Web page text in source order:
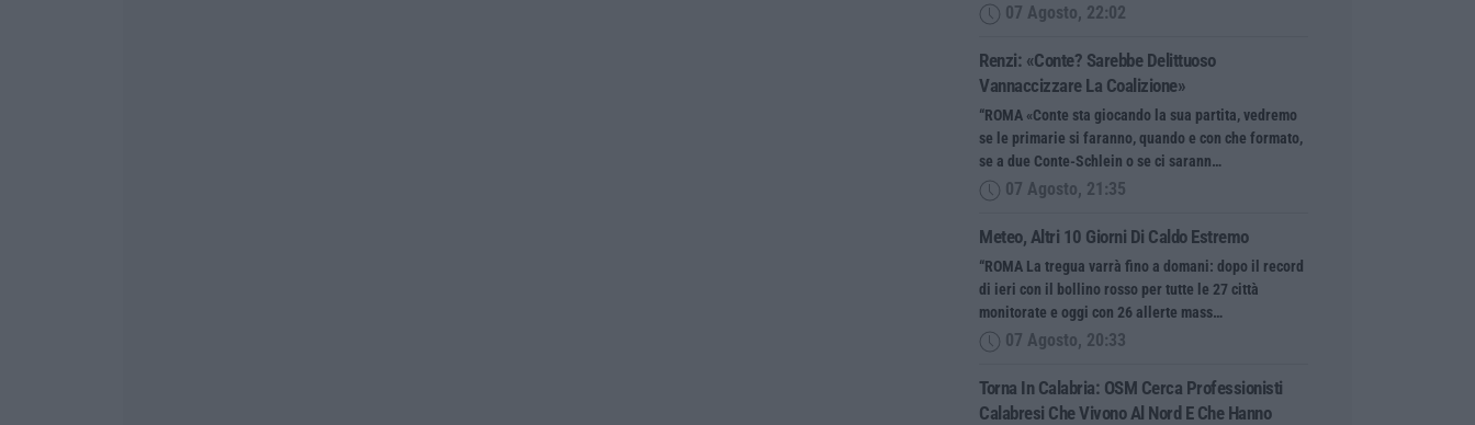
07 Agosto, 22:02
Renzi: «Conte? Sarebbe Delittuoso
Vannaccizzare La Coalizione»
“ROMA «Conte sta giocando la sua partita, vedremo
se le primarie si faranno, quando e con che formato,
se a due Conte-Schlein o se ci sarann…
07 Agosto, 21:35
Meteo, Altri 10 Giorni Di Caldo Estremo
“ROMA La tregua varrà fino a domani: dopo il record
di ieri con il bollino rosso per tutte le 27 città
monitorate e oggi con 26 allerte mass…
07 Agosto, 20:33
Torna In Calabria: OSM Cerca Professionisti
Calabresi Che Vivono Al Nord E Che Hanno